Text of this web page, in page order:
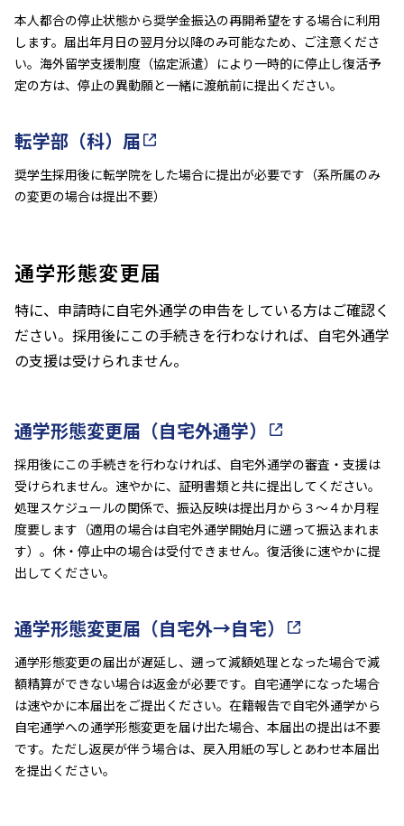
本人都合の停止状態から奨学金振込の再開希望をする場合に利用
します。届出年月日の翌月分以降のみ可能なため、ご注意くださ
い。海外留学支援制度（協定派遣）により一時的に停止し復活予
定の方は、停止の異動願と一緒に渡航前に提出ください。
転学部（科）届
奨学生採用後に転学院をした場合に提出が必要です（系所属のみ
の変更の場合は提出不要）
通学形態変更届
特に、申請時に自宅外通学の申告をしている方はご確認く
ださい。採用後にこの手続きを行わなければ、自宅外通学
の支援は受けられません。
通学形態変更届（自宅外通学）
採用後にこの手続きを行わなければ、自宅外通学の審査・支援は
受けられません。速やかに、証明書類と共に提出してください。
処理スケジュールの関係で、振込反映は提出月から３～４か月程
度要します（適用の場合は自宅外通学開始月に遡って振込まれま
す）。休・停止中の場合は受付できません。復活後に速やかに提
出してください。
通学形態変更届（自宅外→自宅）
通学形態変更の届出が遅延し、遡って減額処理となった場合で減
額精算ができない場合は返金が必要です。自宅通学になった場合
は速やかに本届出をご提出ください。在籍報告で自宅外通学から
自宅通学への通学形態変更を届け出た場合、本届出の提出は不要
です。ただし返戻が伴う場合は、戻入用紙の写しとあわせ本届出
を提出ください。